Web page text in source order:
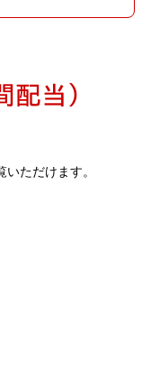
配当）
ただけます。